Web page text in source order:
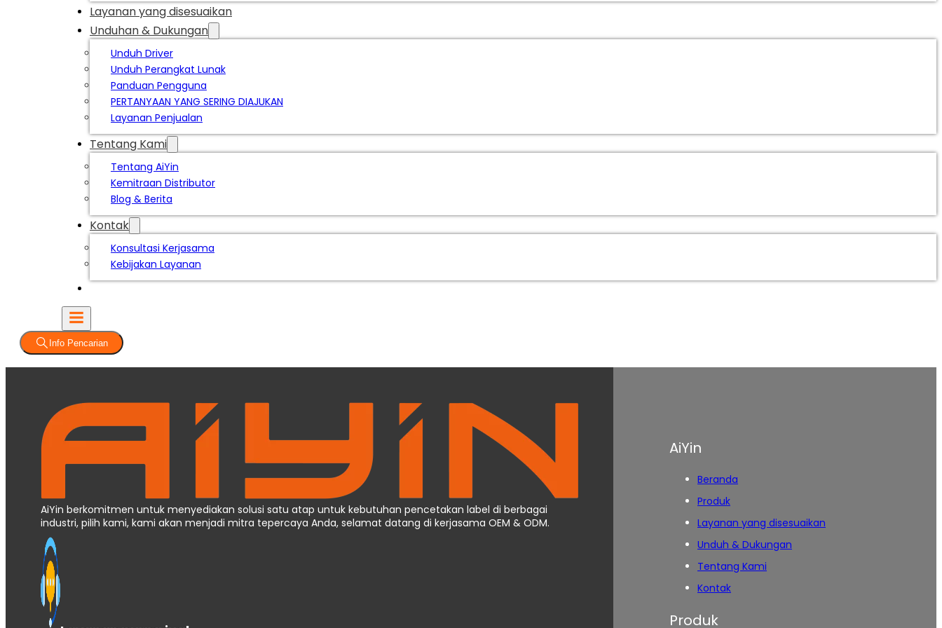
Layanan yang disesuaikan
Unduhan & Dukungan
Unduh Driver
Unduh Perangkat Lunak
Panduan Pengguna
PERTANYAAN YANG SERING DIAJUKAN
Layanan Penjualan
Tentang Kami
Tentang AiYin
Kemitraan Distributor
Blog & Berita
Kontak
Konsultasi Kerjasama
Kebijakan Layanan
Info Pencarian
AiYin berkomitmen untuk menyediakan solusi satu atap untuk kebutuhan pencetakan label di berbagai
industri, pilih kami, kami akan menjadi mitra tepercaya Anda, selamat datang di kerjasama OEM & ODM.
AiYin
Beranda
Produk
Layanan yang disesuaikan
Unduh & Dukungan
Tentang Kami
Kontak
Produk